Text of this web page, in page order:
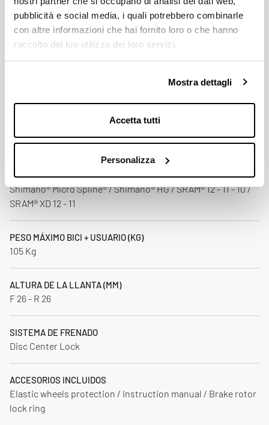
pubblicità e social media, i quali potrebbero combinarle
con altre informazioni che hai fornito loro o che hanno
raccolto dal tuo utilizzo dei loro servizi.
Mostra dettagli
Accetta tutti
Personalizza
ANCHURA BUJES O.L.D. (MM)
110 - 148
RES 30 Rapid Engagement System
COMPATIBILIDAD
Shimano® Micro Spline® / Shimano® HG / SRAM® 12 - 11 - 10 /
SRAM® XD 12 - 11
PESO MÁXIMO BICI + USUARIO (KG)
105 Kg
ALTURA DE LA LLANTA (MM)
F 26 - R 26
SISTEMA DE FRENADO
Disc Center Lock
ACCESORIOS INCLUIDOS
Elastic wheels protection / Instruction manual / Brake rotor
lock ring